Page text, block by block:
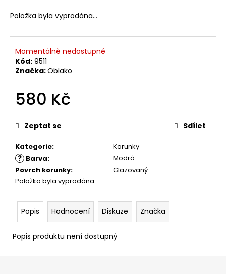
Položka byla vyprodána…
Momentálně nedostupné
Kód: 9511
Značka:Oblako
580 Kč
Měrná
cena:
Kategorie: Korunky
? Barva:
Modrá
Povrch korunky:
Glazovaný
Položka byla vyprodána…
Zeptat se Sdílet
Popis Hodnocení Diskuze Značka
Popis produktu není dostupný
o
o
u
č
u
m
e